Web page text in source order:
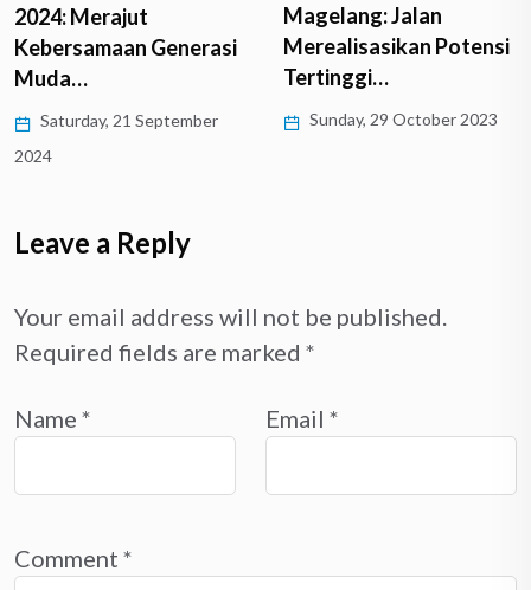
2024: Merajut
Kebersamaan Generasi
Muda…
Saturday, 21 September
2024
Magelang: Jalan
Merealisasikan Potensi
Tertinggi…
Sunday, 29 October 2023
Leave a Reply
Your email address will not be published.
Required fields are marked *
Name * Email *
Comment *